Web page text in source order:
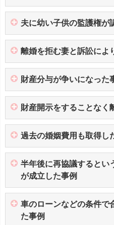
夫に幼い子供の監護権が
離婚を拒む妻と訴訟によ
財産分与が争いになった
財産開示をすることなく
過去の婚姻費用も取得し
半年後に再協議するとい
が成立した事例
車のローンなどの条件で
た事例